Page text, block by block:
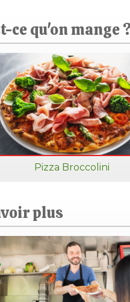
ce qu'on mange
Pizza Broccolini
plus